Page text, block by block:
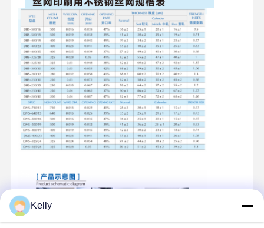
홈 제품 소개 동영상 회사 소개
공장 투어 품질 관리 연락처 뉴스
Kelly